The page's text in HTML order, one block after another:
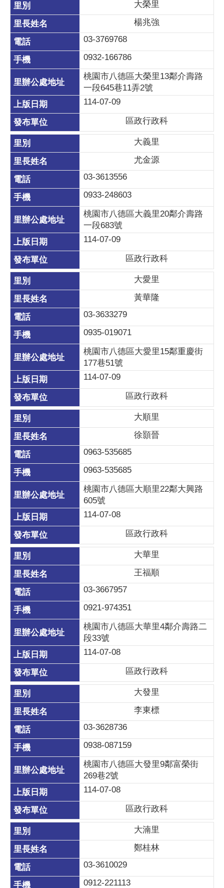
大榮里
楊兆強
03-3769768
0932-166786
桃園市八德區大榮里13鄰介壽路
一段645巷11弄2號
114-07-09
區政行政科
大義里
尤金源
03-3613556
0933-248603
桃園市八德區大義里20鄰介壽路
一段683號
114-07-09
區政行政科
大愛里
黃華隆
03-3633279
0935-019071
桃園市八德區大愛里15鄰重慶街
177巷51號
114-07-09
區政行政科
大順里
徐顥晉
0963-535685
0963-535685
桃園市八德區大順里22鄰大興路
605號
114-07-08
區政行政科
大華里
王福順
03-3667957
0921-974351
桃園市八德區大華里4鄰介壽路二
段33號
114-07-08
區政行政科
大發里
李東標
03-3628736
0938-087159
桃園市八德區大發里9鄰富榮街
269巷2號
114-07-08
區政行政科
大湳里
鄭桂林
03-3610029
0912-221113